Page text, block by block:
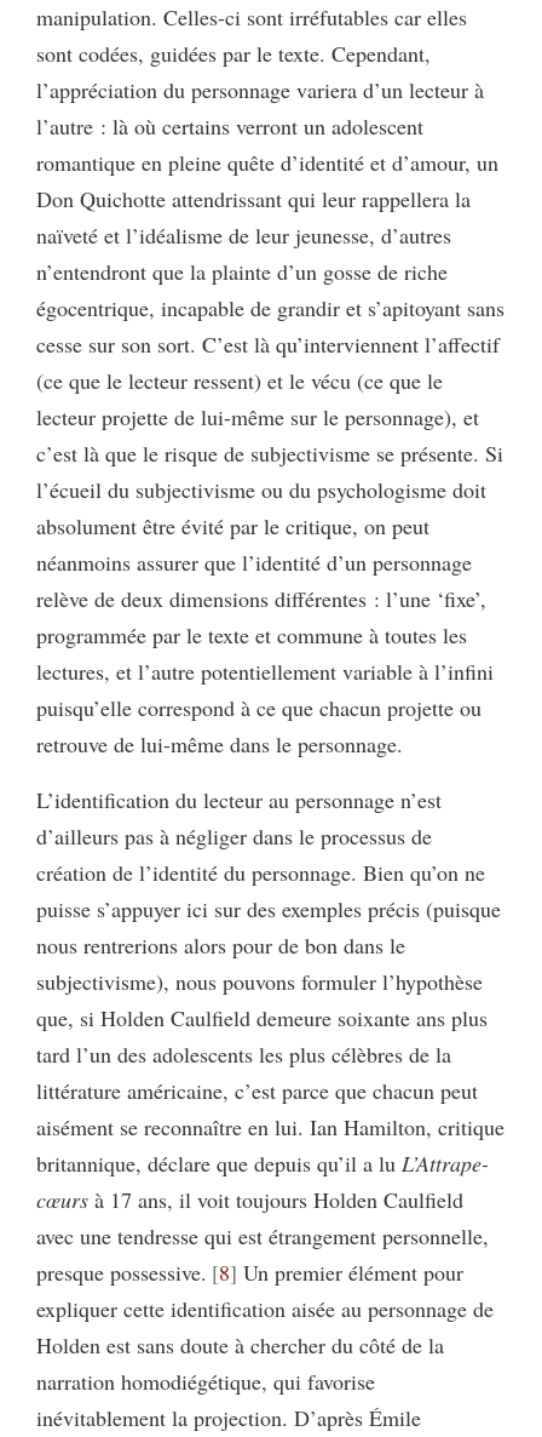
manipulation. Celles-ci sont irréfutables car elles
sont codées, guidées par le texte. Cependant,
l’appréciation du personnage variera d’un lecteur à
l’autre : là où certains verront un adolescent
romantique en pleine quête d’identité et d’amour, un
Don Quichotte attendrissant qui leur rappellera la
naïveté et l’idéalisme de leur jeunesse, d’autres
n’entendront que la plainte d’un gosse de riche
égocentrique, incapable de grandir et s’apitoyant sans
cesse sur son sort. C’est là qu’interviennent l’affectif
(ce que le lecteur ressent) et le vécu (ce que le
lecteur projette de lui-même sur le personnage), et
c’est là que le risque de subjectivisme se présente. Si
l’écueil du subjectivisme ou du psychologisme doit
absolument être évité par le critique, on peut
néanmoins assurer que l’identité d’un personnage
relève de deux dimensions différentes : l’une ‘fixe’,
programmée par le texte et commune à toutes les
lectures, et l’autre potentiellement variable à l’infini
puisqu’elle correspond à ce que chacun projette ou
retrouve de lui-même dans le personnage.
L’identification du lecteur au personnage n’est
d’ailleurs pas à négliger dans le processus de
création de l’identité du personnage. Bien qu’on ne
puisse s’appuyer ici sur des exemples précis (puisque
nous rentrerions alors pour de bon dans le
subjectivisme), nous pouvons formuler l’hypothèse
que, si Holden Caulfield demeure soixante ans plus
tard l’un des adolescents les plus célèbres de la
littérature américaine, c’est parce que chacun peut
aisément se reconnaître en lui. Ian Hamilton, critique
britannique, déclare que depuis qu’il a lu L’Attrape-
cœurs à 17 ans, il voit toujours Holden Caulfield
avec une tendresse qui est étrangement personnelle,
presque possessive. 8 Un premier élément pour
expliquer cette identification aisée au personnage de
Holden est sans doute à chercher du côté de la
narration homodiégétique, qui favorise
inévitablement la projection. D’après Émile